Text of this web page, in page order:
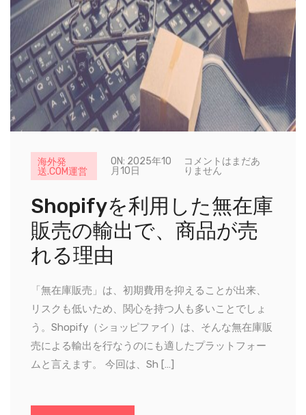
海外発
送.COM運営
ON: 2025年10
月10日
コメントはまだあ
りません
Shopifyを利用した無在庫
販売の輸出で、商品が売
れる理由
「無在庫販売」は、初期費用を抑えることが出来、
リスクも低いため、関心を持つ人も多いことでしょ
う。Shopify（ショッピファイ）は、そんな無在庫販
売による輸出を行なうのにも適したプラットフォー
ムと言えます。 今回は、Sh […]